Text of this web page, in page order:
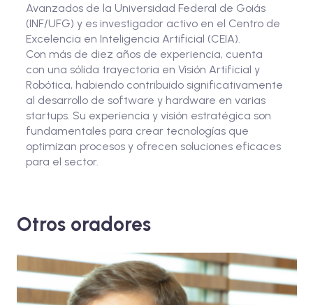
Avanzados de la Universidad Federal de Goiás
(INF/UFG) y es investigador activo en el Centro de
Excelencia en Inteligencia Artificial (CEIA).
Con más de diez años de experiencia, cuenta
con una sólida trayectoria en Visión Artificial y
Robótica, habiendo contribuido significativamente
al desarrollo de software y hardware en varias
startups. Su experiencia y visión estratégica son
fundamentales para crear tecnologías que
optimizan procesos y ofrecen soluciones eficaces
para el sector.
Otros oradores